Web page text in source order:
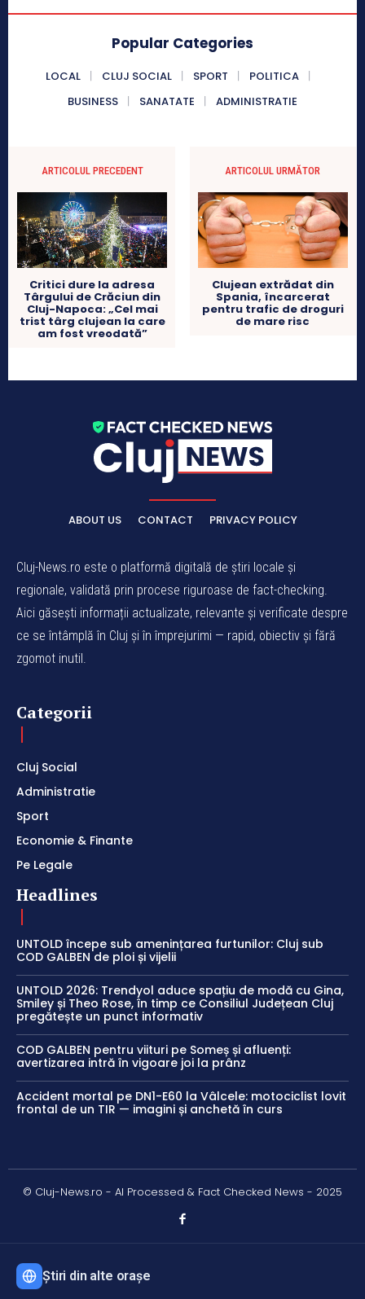
Popular Categories
LOCAL CLUJ SOCIAL SPORT
POLITICA
BUSINESS
SANATATE ADMINISTRATIE
ARTICOLUL PRECEDENT
Critici dure la adresa
Târgului de Crăciun din
Cluj-Napoca: „Cel mai
trist târg clujean la care
am fost vreodată”
ARTICOLUL URMĂTOR
Clujean extrădat din
Spania, încarcerat
pentru trafic de droguri
de mare risc
ABOUT US CONTACT PRIVACY POLICY
Cluj-News.ro este o platformă digitală de știri locale și
regionale, validată prin procese riguroase de fact-checking.
Aici găsești informații actualizate, relevante și verificate despre
ce se întâmplă în Cluj și în împrejurimi — rapid, obiectiv și fără
zgomot inutil.
Categorii
Cluj Social
Administratie
Sport
Economie & Finante
Pe Legale
Headlines
UNTOLD începe sub amenințarea furtunilor: Cluj sub
COD GALBEN de ploi și vijelii
UNTOLD 2026: Trendyol aduce spațiu de modă cu Gina,
Smiley și Theo Rose, în timp ce Consiliul Județean Cluj
pregătește un punct informativ
COD GALBEN pentru viituri pe Someș și afluenți:
avertizarea intră în vigoare joi la prânz
Accident mortal pe DN1-E60 la Vâlcele: motociclist lovit
frontal de un TIR — imagini și anchetă în curs
© Cluj-News.ro - AI Processed & Fact Checked News - 2025
Știri din alte orașe